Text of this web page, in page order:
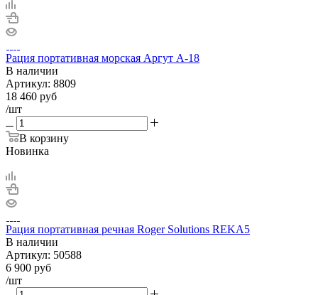
Рация портативная морская Аргут А-18
В наличии
Артикул: 8809
18 460 руб
/шт
В корзину
Новинка
Рация портативная речная Roger Solutions REKA5
В наличии
Артикул: 50588
6 900 руб
/шт